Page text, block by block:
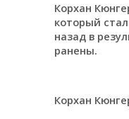
Корхан
который
назад в
ранены.
Корхан